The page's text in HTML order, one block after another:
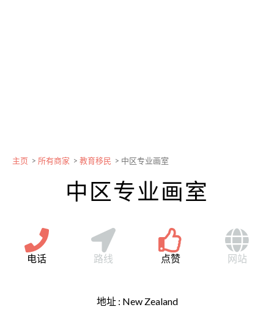
主页 > 所有商家 > 教育移民 > 中区专业画室
中区专业画室
电话 路线 点赞 网站
地址 : New Zealand